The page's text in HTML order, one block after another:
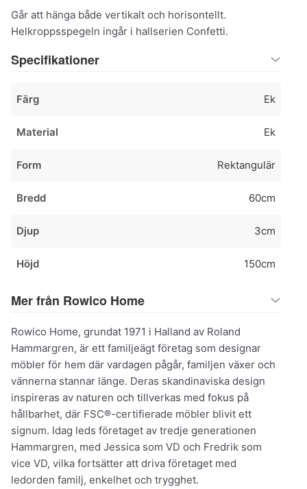
Går att hänga både vertikalt och horisontellt.
Helkroppsspegeln ingår i hallserien Confetti.
Specifikationer
Färg Ek
Material Ek
Form Rektangulär
Bredd 60cm
Djup 3cm
Höjd 150cm
Mer från Rowico Home
Rowico Home, grundat 1971 i Halland av Roland
Hammargren, är ett familjeägt företag som designar
möbler för hem där vardagen pågår, familjen växer och
vännerna stannar länge. Deras skandinaviska design
inspireras av naturen och tillverkas med fokus på
hållbarhet, där FSC®-certifierade möbler blivit ett
signum. Idag leds företaget av tredje generationen
Hammargren, med Jessica som VD och Fredrik som
vice VD, vilka fortsätter att driva företaget med
ledorden familj, enkelhet och trygghet.